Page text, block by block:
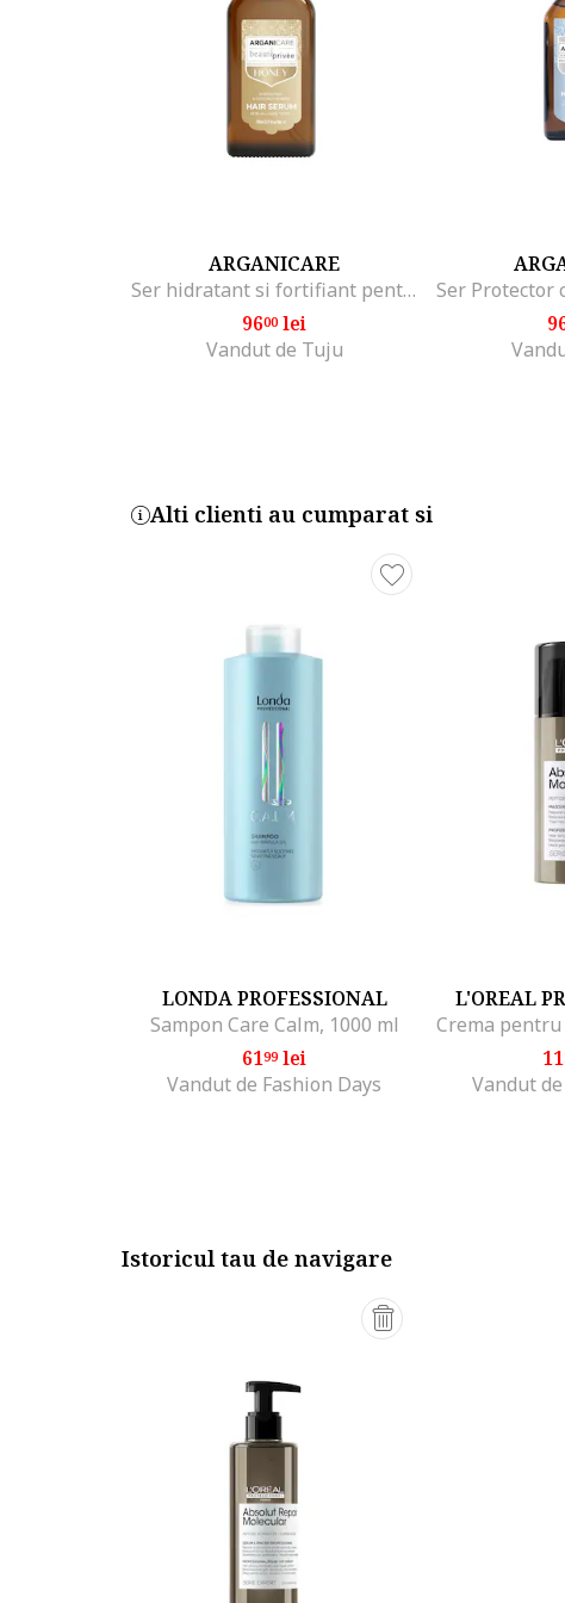
• Reconstruieste structura moleculara a parului *
• Repara parul din interior​
• Mai mult decat repararea suprafetei, reconstruieste
• Patrunde in profunzimea fibrei capilare ***.​
* Test instrumental dupa 15 aplicari ale gamei Absolut
ARGANICARE
Ser hidratant si fortifiant pentru par, cu ulei de argan & miere, Honey, beaute privee, 100 ml
9600lei
Vandut de Tuju
Alti clienti au cumparat si
LONDA PROFESSIONAL
Sampon Care Calm, 1000 ml
6199lei
Vandut de Fashion Days
L'OREAL
Vandut
Istoricul tau de navigare